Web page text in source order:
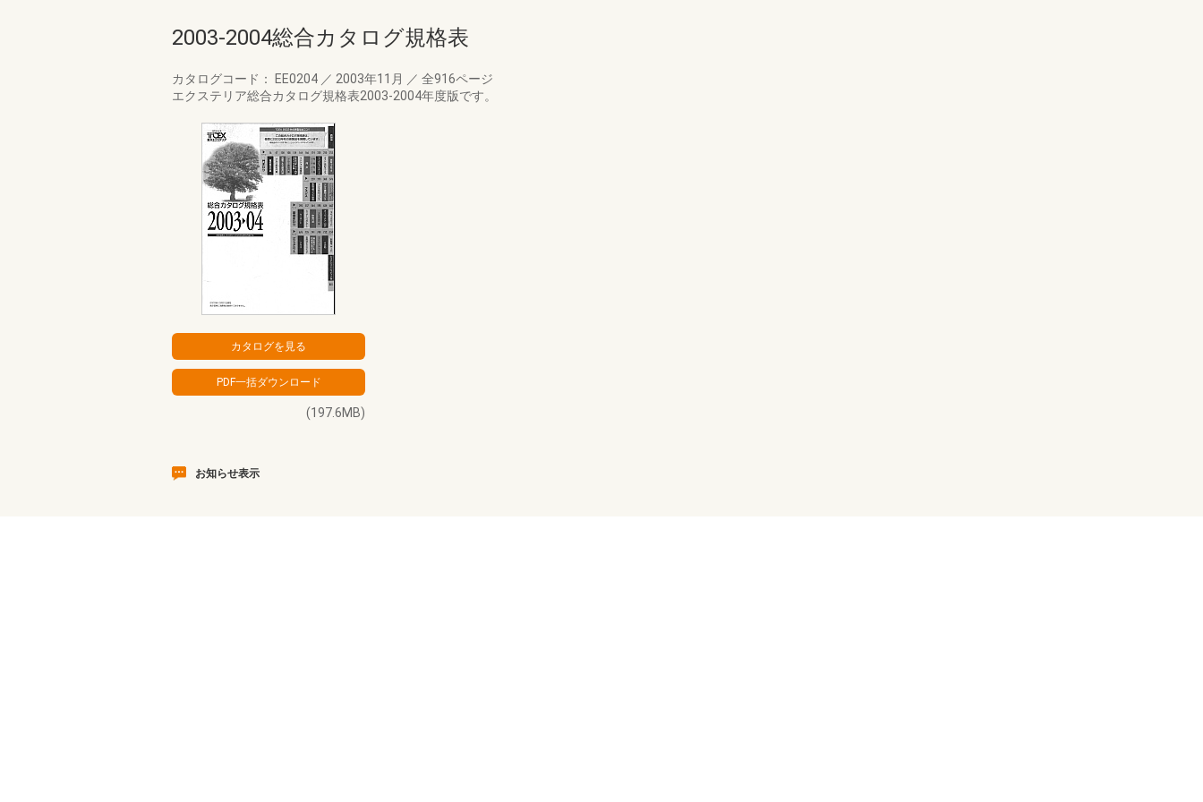
2003-2004総合カタログ規格表
カタログコード： EE0204 ／ 2003年11月 ／ 全916ページ
エクステリア総合カタログ規格表2003-2004年度版です。
(197.6MB)
お知らせ表示